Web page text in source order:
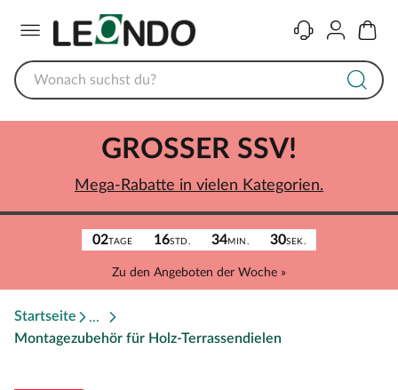
KontaktKonto
02TAGE 16STD. 34MIN. 30SEK.
Zu den Angeboten der Woche »
GROSSER SSV!
Mega-Rabatte in vielen Kategorien.
Startseite
Montagezubehör für Holz-Terrassendielen